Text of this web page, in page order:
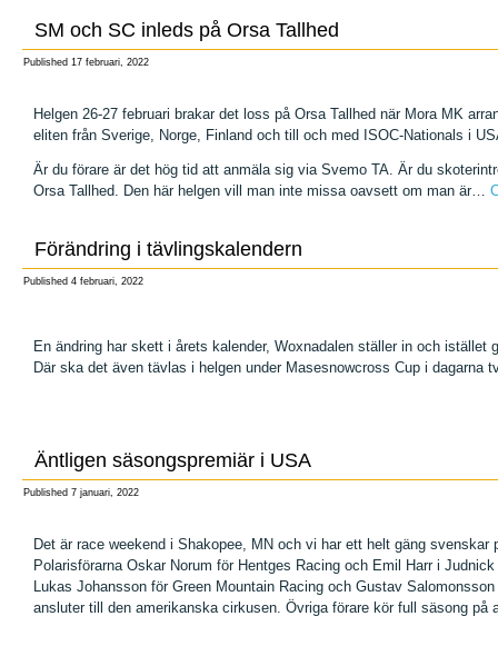
SM och SC inleds på Orsa Tallhed
Published 17 februari, 2022
Helgen 26-27 februari brakar det loss på Orsa Tallhed när Mora MK
eliten från Sverige, Norge, Finland och till och med ISOC-Nationals i
Är du förare är det hög tid att anmäla sig via Svemo TA. Är du
Orsa Tallhed. Den här helgen vill man inte missa oavsett om man är…
Förändring i tävlingskalendern
Published 4 februari, 2022
En ändring har skett i årets kalender, Woxnadalen ställer in och
Där ska det även tävlas i helgen under Masesnowcross Cup i dagarna
Äntligen säsongspremiär i USA
Published 7 januari, 2022
Det är race weekend i Shakopee, MN och vi har ett helt gäng
Polarisförarna Oskar Norum för Hentges Racing och Emil Harr i
Lukas Johansson för Green Mountain Racing och Gustav
ansluter till den amerikanska cirkusen. Övriga förare kör full säsong